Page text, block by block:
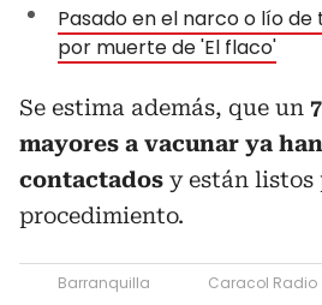
Pasado en el narco o lío de
por muerte de 'El flaco'
Se estima además, que un
mayores a vacunar ya
contactados y están listos
procedimiento.
Barranquilla
Caracol Radio